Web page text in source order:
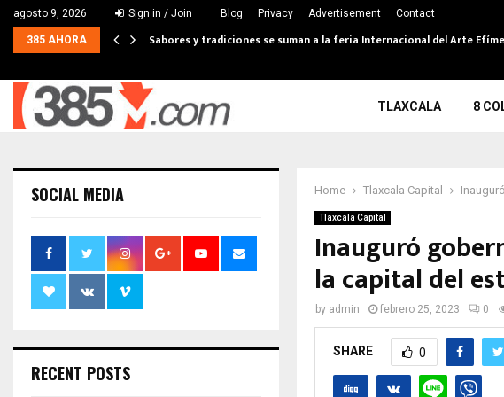
agosto 9, 2026 Sign in / Join Blog Privacy Advertisement Contact
385 AHORA Sabores y tradiciones se suman a la feria Internacional del Arte
TLAXCALA 8
Home Tlaxcala Capital
Tlaxcala Capital
Inauguró
la capital del
by admin febrero 25, 2023 0
SHARE 0
SOCIAL MEDIA
RECENT POSTS